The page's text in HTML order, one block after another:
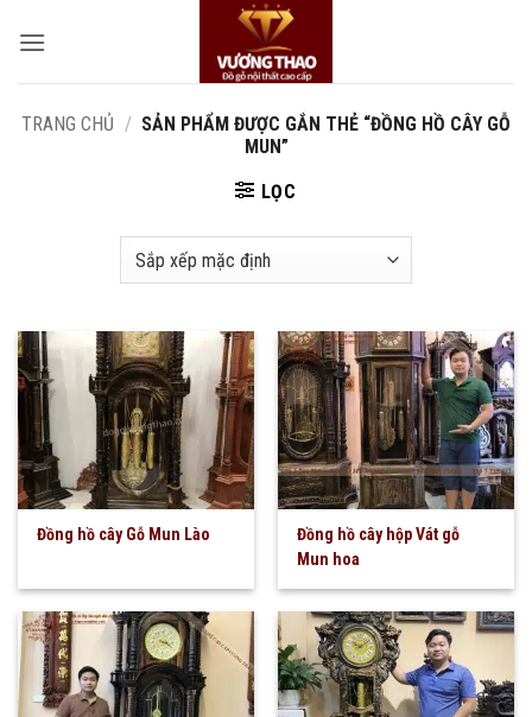
qua
TRANG CHỦ / SẢN PHẨM ĐƯỢC GẮN THẺ “ĐỒNG HỒ CÂY GỖ
MUN”
LỌC
Đồng hồ cây Gỗ Mun Lào
Đồng hồ cây hộp Vát gỗ
Mun hoa